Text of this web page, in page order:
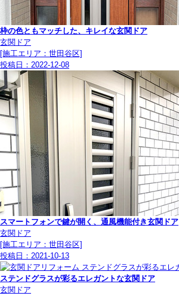
枠の色ともマッチした、キレイな玄関ドア
玄関ドア
[施工エリア：世田谷区]
投稿日： 2022-12-08
スマートフォンで鍵が開く、通風機能付き玄関ドア
玄関ドア
[施工エリア：世田谷区]
投稿日： 2021-10-13
ステンドグラスが彩るエレガントな玄関ドア
玄関ドア